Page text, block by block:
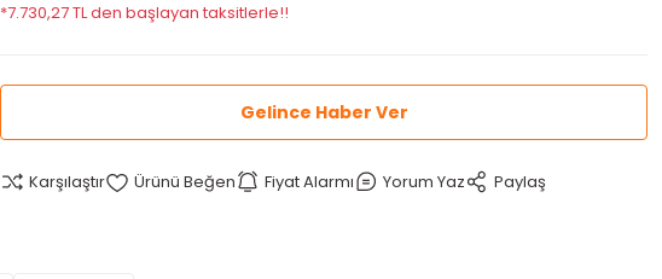
*7.730,27 TL den başlayan taksitlerle!!
Gelince Haber Ver
Karşılaştır Fiyat Alarmı Yorum Yaz Paylaş